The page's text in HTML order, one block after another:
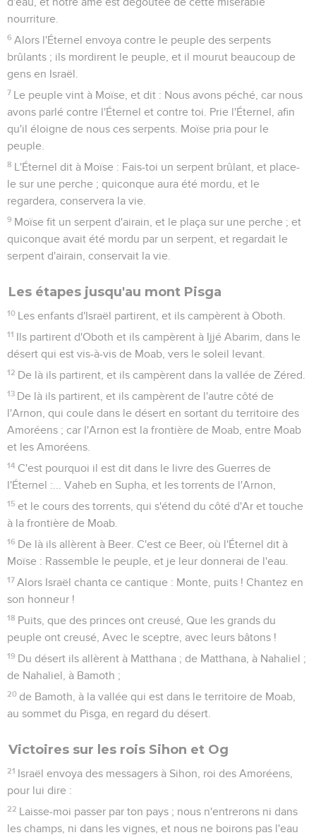
nourriture.
6 Alors l'Éternel envoya contre le peuple des serpents
brûlants ; ils mordirent le peuple, et il mourut beaucoup de
gens en Israël.
7 Le peuple vint à Moïse, et dit : Nous avons péché, car nous
avons parlé contre l'Éternel et contre toi. Prie l'Éternel, afin
qu'il éloigne de nous ces serpents. Moïse pria pour le
peuple.
8 L'Éternel dit à Moïse : Fais-toi un serpent brûlant, et place-
le sur une perche ; quiconque aura été mordu, et le
regardera, conservera la vie.
9 Moïse fit un serpent d'airain, et le plaça sur une perche ; et
quiconque avait été mordu par un serpent, et regardait le
serpent d'airain, conservait la vie.
Les étapes jusqu'au mont Pisga
10 Les enfants d'Israël partirent, et ils campèrent à Oboth.
11 Ils partirent d'Oboth et ils campèrent à Ijjé Abarim, dans le
désert qui est vis-à-vis de Moab, vers le soleil levant.
12 De là ils partirent, et ils campèrent dans la vallée de Zéred.
13 De là ils partirent, et ils campèrent de l'autre côté de
l'Arnon, qui coule dans le désert en sortant du territoire des
Amoréens ; car l'Arnon est la frontière de Moab, entre Moab
et les Amoréens.
14 C'est pourquoi il est dit dans le livre des Guerres de
l'Éternel :... Vaheb en Supha, et les torrents de l'Arnon,
15 et le cours des torrents, qui s'étend du côté d'Ar et touche
à la frontière de Moab.
16 De là ils allèrent à Beer. C'est ce Beer, où l'Éternel dit à
Moïse : Rassemble le peuple, et je leur donnerai de l'eau.
17 Alors Israël chanta ce cantique : Monte, puits ! Chantez en
son honneur !
18 Puits, que des princes ont creusé, Que les grands du
peuple ont creusé, Avec le sceptre, avec leurs bâtons !
19 Du désert ils allèrent à Matthana ; de Matthana, à Nahaliel ;
de Nahaliel, à Bamoth ;
20 de Bamoth, à la vallée qui est dans le territoire de Moab,
au sommet du Pisga, en regard du désert.
Victoires sur les rois Sihon et Og
21 Israël envoya des messagers à Sihon, roi des Amoréens,
pour lui dire :
22 Laisse-moi passer par ton pays ; nous n'entrerons ni dans
les champs, ni dans les vignes, et nous ne boirons pas l'eau